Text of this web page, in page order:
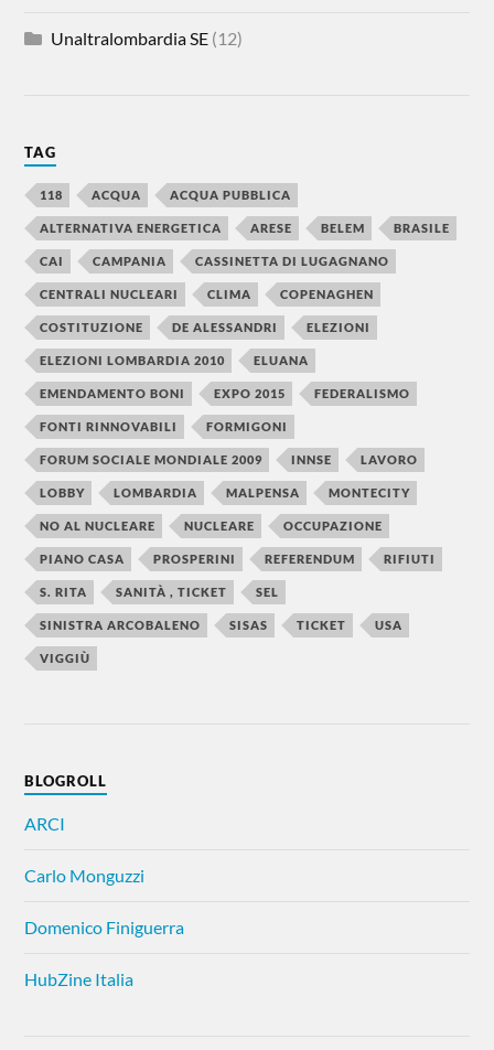
Unaltralombardia SE (12)
TAG
118 ACQUA ACQUA PUBBLICA
ALTERNATIVA ENERGETICA ARESE BELEM BRASILE
CAI CAMPANIA CASSINETTA DI LUGAGNANO
CENTRALI NUCLEARI CLIMA COPENAGHEN
COSTITUZIONE DE ALESSANDRI ELEZIONI
ELEZIONI LOMBARDIA 2010 ELUANA
EMENDAMENTO BONI EXPO 2015 FEDERALISMO
FONTI RINNOVABILI FORMIGONI
FORUM SOCIALE MONDIALE 2009 INNSE LAVORO
LOBBY LOMBARDIA MALPENSA MONTECITY
NO AL NUCLEARE NUCLEARE OCCUPAZIONE
PIANO CASA PROSPERINI REFERENDUM RIFIUTI
S. RITA SANITÀ , TICKET SEL
SINISTRA ARCOBALENO SISAS TICKET USA
VIGGIÙ
BLOGROLL
ARCI
Carlo Monguzzi
Domenico Finiguerra
HubZine Italia